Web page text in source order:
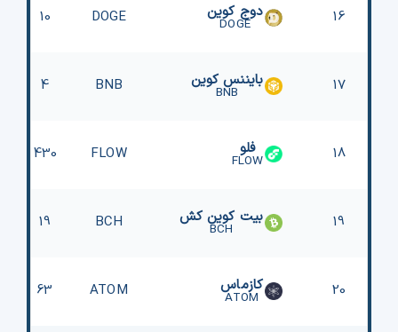
16 دوج کوین
DOGE
DOGE
10
17 بایننس کوین
BNB
BNB
4
18 فلو
FLOW
FLOW
430
19 بیت کوین کش
BCH
BCH
19
20 کازماس
ATOM
ATOM
63